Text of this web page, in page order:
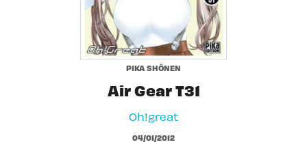
PIKA SHÔNEN
Air Gear T31
Oh!great
04/01/2012